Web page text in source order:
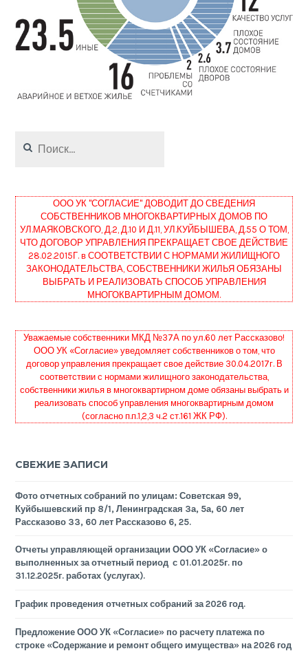
ООО УК "СОГЛАСИЕ" ДОВОДИТ ДО СВЕДЕНИЯ
СОБСТВЕННИКОВ МНОГОКВАРТИРНЫХ ДОМОВ ПО
УЛ.МАЯКОВСКОГО, Д.2, Д.10 И Д.11, УЛ.КУЙБЫШЕВА, Д.55 О ТОМ,
ЧТО ДОГОВОР УПРАВЛЕНИЯ ПРЕКРАЩАЕТ СВОЕ ДЕЙСТВИЕ
28.02.2015Г. в СООТВЕТСТВИИ С НОРМАМИ ЖИЛИЩНОГО
ЗАКОНОДАТЕЛЬСТВА, СОБСТВЕННИКИ ЖИЛЬЯ ОБЯЗАНЫ
ВЫБРАТЬ И РЕАЛИЗОВАТЬ СПОСОБ УПРАВЛЕНИЯ
МНОГОКВАРТИРНЫМ ДОМОМ.
Уважаемые собственники МКД №37А по ул.60 лет Рассказово!
ООО УК «Согласие» уведомляет собственников о том, что
договор управления прекращает свое действие 30.04.2017г. В
соответствии с нормами жилищного законодательства,
собственники жилья в многоквартирном доме обязаны выбрать и
реализовать способ управления многоквартирным домом
(согласно п.п.1,2,3 ч.2 ст.161 ЖК РФ).
СВЕЖИЕ ЗАПИСИ
Фото отчетных собраний по улицам: Советская 99,
Куйбышевский пр 8/1, Ленинградская 3а, 5а, 60 лет
Рассказово 33, 60 лет Рассказово 6, 25.
Отчеты управляющей организации ООО УК «Согласие» о
выполненных за отчетный период с 01.01.2025г. по
31.12.2025г. работах (услугах).
График проведения отчетных собраний за 2026 год.
Предложение ООО УК «Согласие» по расчету платежа по
строке «Содержание и ремонт общего имущества» на 2026 год